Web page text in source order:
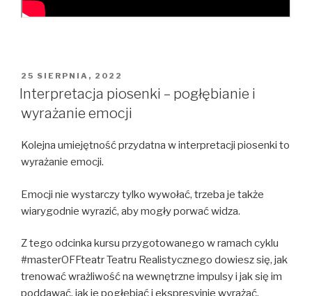
OPUBLIKOWANE
W
25 SIERPNIA, 2022
Interpretacja piosenki – pogłębianie i
wyrażanie emocji
Kolejna umiejętność przydatna w interpretacji piosenki to
wyrażanie emocji.
Emocji nie wystarczy tylko wywołać, trzeba je także
wiarygodnie wyrazić, aby mogły porwać widza.
Z tego odcinka kursu przygotowanego w ramach cyklu
#masterOFFteatr Teatru Realistycznego dowiesz się, jak
trenować wrażliwość na wewnętrzne impulsy i jak się im
poddawać, jak je pogłębiać i ekspresyjnie wyrażać.